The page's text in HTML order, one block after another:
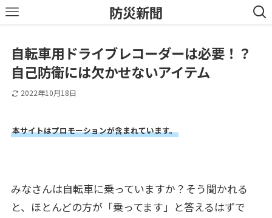
防災新聞
自転車用ドライブレコーダーは必要！？
自己防衛には欠かせないアイテム
2022年10月18日
本サイトはプロモーションが含まれています。
みなさんは自転車に乗っていますか？そう聞かれる
と、ほとんどの方が「乗ってます」と答えるはずで